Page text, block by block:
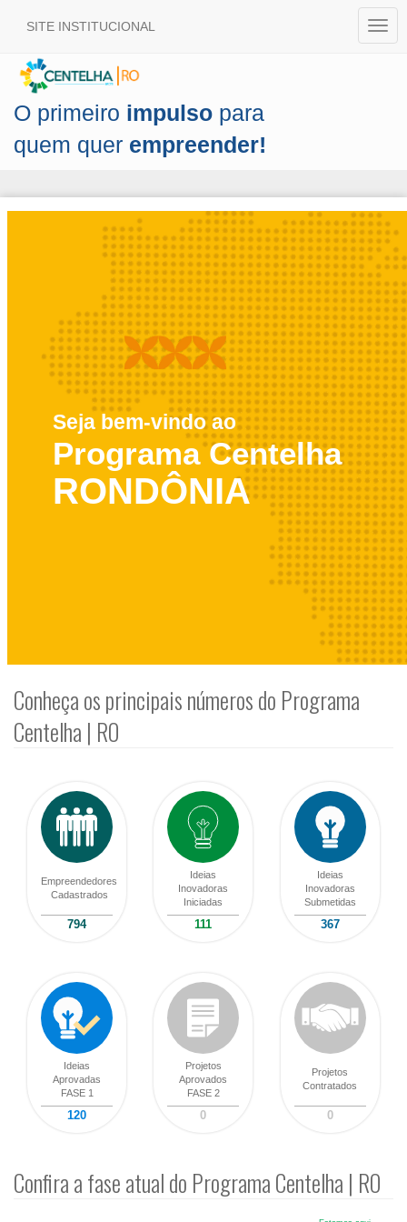
SITE INSTITUCIONAL
O primeiro impulso para
quem quer empreender!
Seja bem-vindo ao
Programa Centelha
RONDÔNIA
Conheça os principais números do Programa
Centelha | RO
Empreendedores
Cadastrados
794
Ideias
Inovadoras
Iniciadas
111
Ideias
Inovadoras
Submetidas
367
Ideias
Aprovadas
FASE 1
120
Projetos
Aprovados
FASE 2
0
Projetos
Contratados
0
Confira a fase atual do Programa Centelha | RO